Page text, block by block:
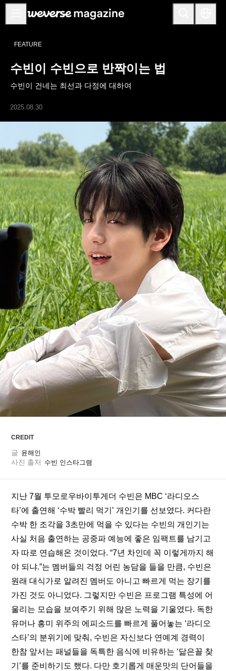
공지사항
FEATURE
INTERVIEW
REVIEW
FIRST+VIEW
THE
INDUSTRY
PLAYLIST
NoW
ALL
ARTICLES
LOGIN
FEATURE
수빈이 수빈으로 반짝이는 법
수빈이 건네는 최선과 다정에 대하여
2025.08.30
CREDIT
글 윤해인
사진 출처 수빈 인스타그램
지난 7월 투모로우바이투게더 수빈은 MBC ‘라디오스
타’에 출연해 ‘수박 빨리 먹기’ 개인기를 선보였다. 커다란
수박 한 조각을 3초만에 먹을 수 있다는 수빈의 개인기는
사실 처음 출연하는 공중파 예능에 좋은 임팩트를 남기고
자 따로 연습해온 것이었다. “7년 차인데 꼭 이렇게까지 해
야 되냐.”는 멤버들의 걱정 어린 농담을 들을 만큼, 수빈은
원래 대식가로 알려진 멤버도 아니고 빠르게 먹는 장기를
가진 것도 아니었다. 그렇지만 수빈은 프로그램 특성에 어
울리는 모습을 보여주기 위해 많은 노력을 기울였다. 독한
유머나 흥미 위주의 에피소드를 빠르게 풀어놓는 ‘라디오
스타’의 분위기에 맞춰, 수빈은 자신보다 연예계 경력이
한참 앞서는 패널들을 독특한 음식에 비유하는 ‘닮은꼴 찾
기’를 준비하기도 했다. 다만 호기롭게 매운맛의 단어들을